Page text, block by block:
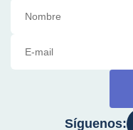
Síguenos: